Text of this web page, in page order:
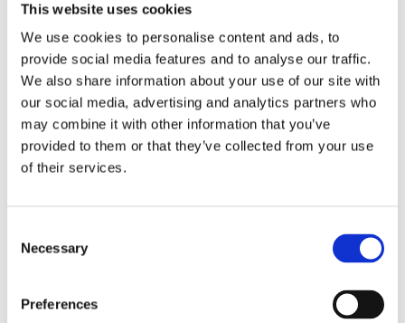
This website uses cookies
We use cookies to personalise content and ads, to
provide social media features and to analyse our traffic.
We also share information about your use of our site with
our social media, advertising and analytics partners who
may combine it with other information that you’ve
provided to them or that they’ve collected from your use
of their services.
Selection
Necessary
Preferences
4.5 m i lager
SVP Textil
Fri frakt över 995kr
Snabba leveranser
Enkel betalning med Klarna
Snyggt mönstrat gardintyg med en linfärgad
botten och blomrankor i starka glada färger som
livet upp varje hem. Passar sig både som gardin